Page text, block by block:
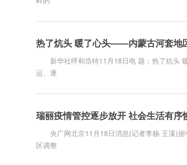
热了炕头 暖了心头——内蒙古河套地
新华社呼和浩特11月18日电 题：热了炕
运、逐
瑞丽疫情管控逐步放开 社会生活有序
央广网北京11月18日消息(记者李杨 王溪)据
区调整